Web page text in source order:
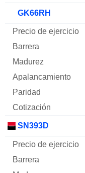
GK66RH
SN393D